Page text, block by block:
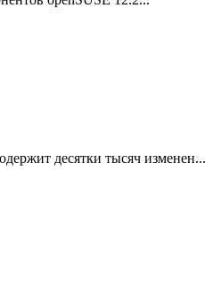
десятки тысяч изменен...